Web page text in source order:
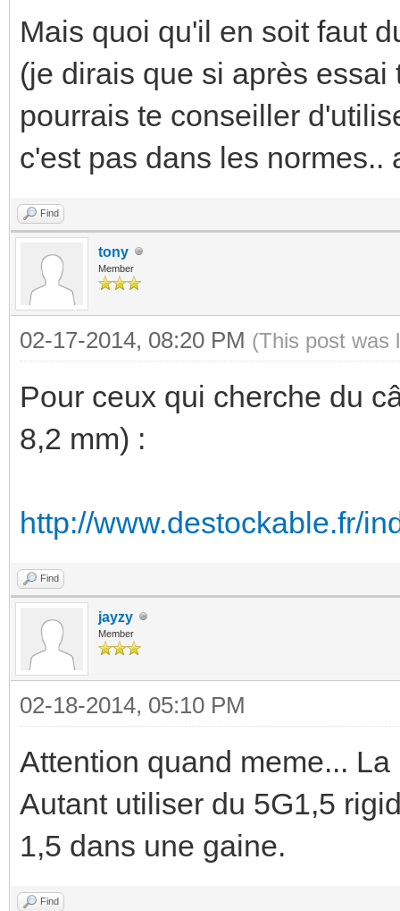
Mais quoi qu'il en soit faut
(je dirais que si après
pourrais te conseiller
c'est pas dans les
Find
tony
Member
02-17-2014, 08:20 PM (This post was
Pour ceux qui cherche du
8,2 mm) :
http://www.destockable.fr/
Find
jayzy
Member
02-18-2014, 05:10 PM
Attention quand meme...
Autant utiliser du 5G1,5
1,5 dans une gaine.
Find